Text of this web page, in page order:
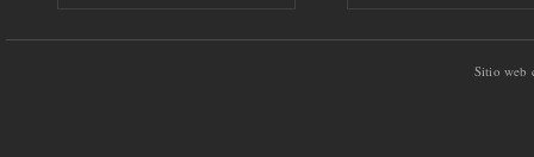
Sitio web